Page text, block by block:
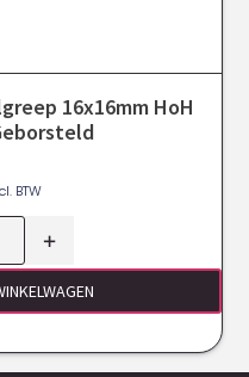
16x16mm HoH
BTW
+